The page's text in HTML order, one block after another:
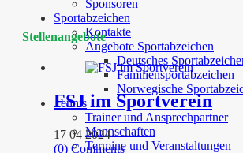
Sponsoren
Sportabzeichen
Kontakte
Angebote Sportabzeichen
Deutsches
Familiensportabzeichen
Norwegische
Tennis
Trainer und Ansprechpartner
Mannschaften
Termine und Veranstaltungen
Stellenangebote
FSJ im Sportverein
17 04 2024
(0) Comments